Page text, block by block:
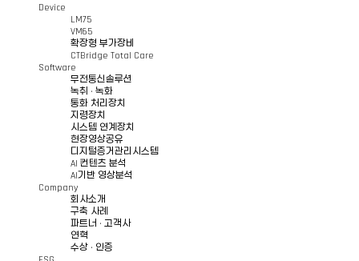
Device
LM75
VM65
확장형 부가장비
CTBridge Total Care
Software
무전통신솔루션
녹취 · 녹화
통화 처리장치
지령장치
시스템 연계장치
현장영상공유
디지털증거관리시스템
AI 컨텐츠 분석
AI기반 영상분석
Company
회사소개
구축 사례
파트너 · 고객사
연혁
수상 · 인증